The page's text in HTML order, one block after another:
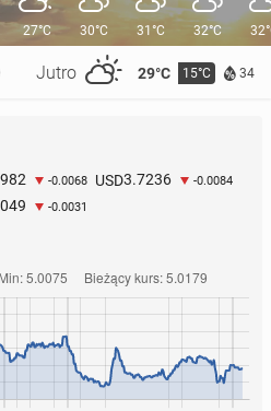
Jutro 29°C 15°C 34
27°C 30°C 31°C 32°C
-0.0068 USD3.7236 -0.0084
-0.0031